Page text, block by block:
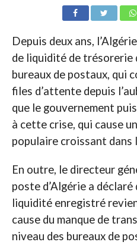
Depuis deux ans,
de liquidité de trésorerie
bureaux de postaux, qui
files d’attente depuis
que le gouvernement
à cette crise, qui cause
populaire croissant dans
En outre, le directeur
poste d’Algérie a déclaré
liquidité enregistré
cause du manque de
niveau des bureaux de